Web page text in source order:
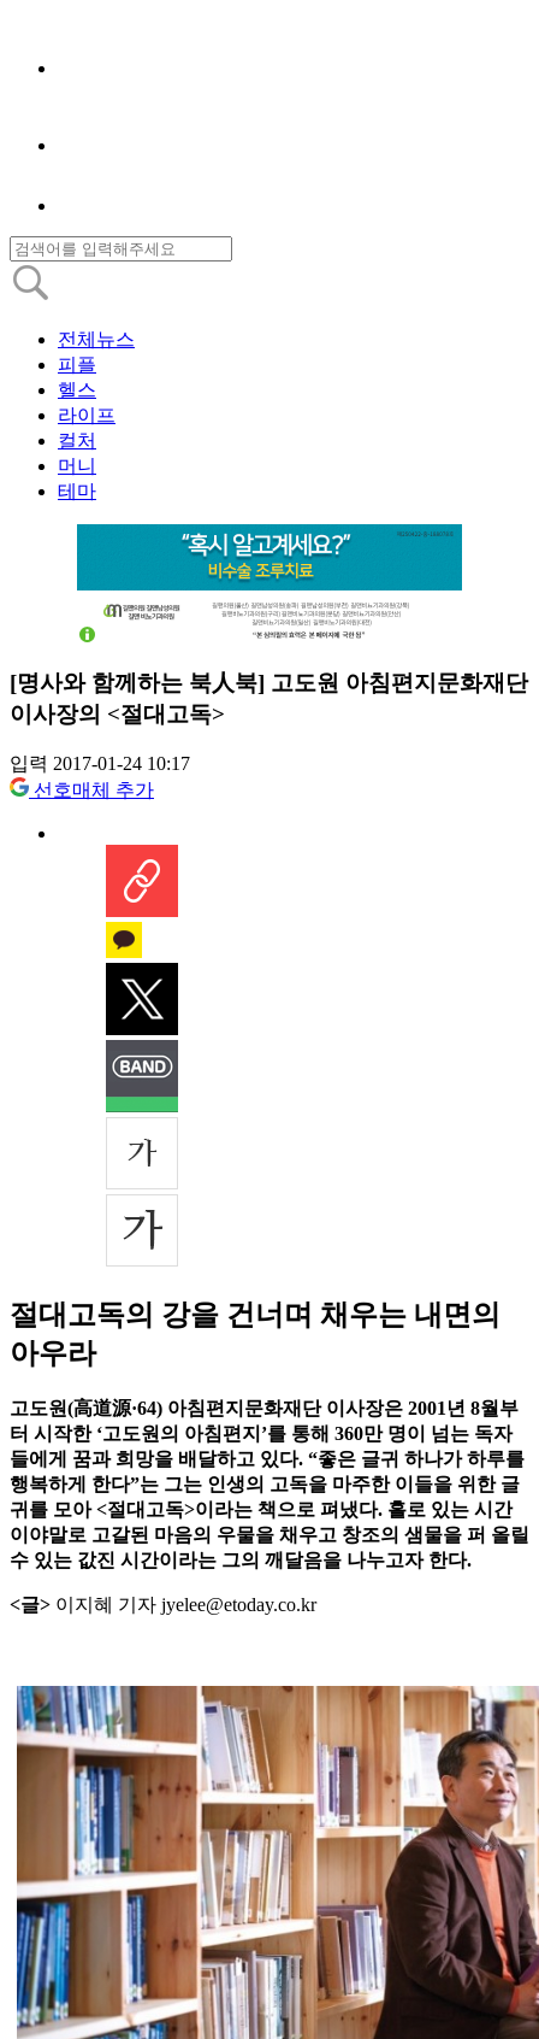
전체뉴스
피플
헬스
라이프
컬처
머니
테마
[명사와 함께하는 북人북] 고도원 아침편지문화재단
이사장의 <절대고독>
입력 2017-01-24 10:17
선호매체 추가
절대고독의 강을 건너며 채우는 내면의
아우라
고도원(高道源·64) 아침편지문화재단 이사장은 2001년 8월부
터 시작한 ‘고도원의 아침편지’를 통해 360만 명이 넘는 독자
들에게 꿈과 희망을 배달하고 있다. “좋은 글귀 하나가 하루를
행복하게 한다”는 그는 인생의 고독을 마주한 이들을 위한 글
귀를 모아 <절대고독>이라는 책으로 펴냈다. 홀로 있는 시간
이야말로 고갈된 마음의 우물을 채우고 창조의 샘물을 퍼 올릴
수 있는 값진 시간이라는 그의 깨달음을 나누고자 한다.
<글> 이지혜 기자 jyelee@etoday.co.kr